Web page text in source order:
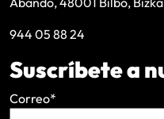
944 05 88 24
Suscríbete a
Correo*